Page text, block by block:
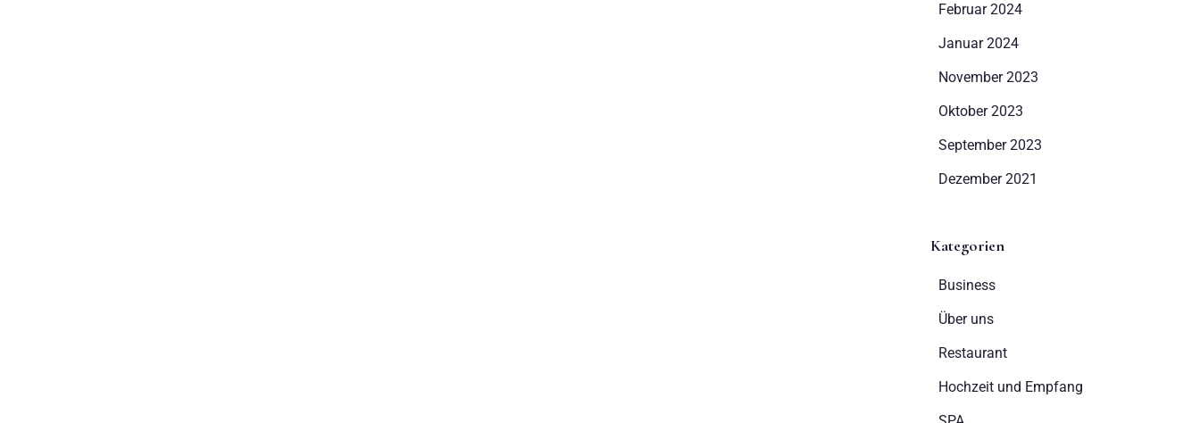
Februar 2024
Januar 2024
November 2023
Oktober 2023
September 2023
Dezember 2021
Kategorien
Business
Über uns
Restaurant
Hochzeit und Empfang